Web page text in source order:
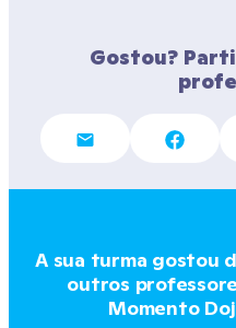
Gostou?
A sua turma gostou
outros
Momento